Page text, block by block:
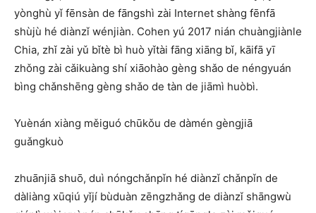
yònghù yǐ fēnsàn de fāngshì zài Internet shàng fēnfā
shùjù hé diànzǐ wénjiàn. Cohen yú 2017 nián chuàngjiànle
Chia, zhǐ zài yǔ bǐtè bì huò yǐtài fāng xiāng bǐ, kāifā yī
zhǒng zài cǎikuàng shí xiāohào gèng shǎo de néngyuán
bìng chǎnshēng gèng shǎo de tàn de jiāmì huòbì.
Yuènán xiàng měiguó chūkǒu de dàmén gèngjiā
guǎngkuò
zhuānjiā shuō, duì nóngchǎnpǐn hé diànzǐ chǎnpǐn de
dàliàng xūqiú yǐjí bùduàn zēngzhǎng de diànzǐ shāngwù